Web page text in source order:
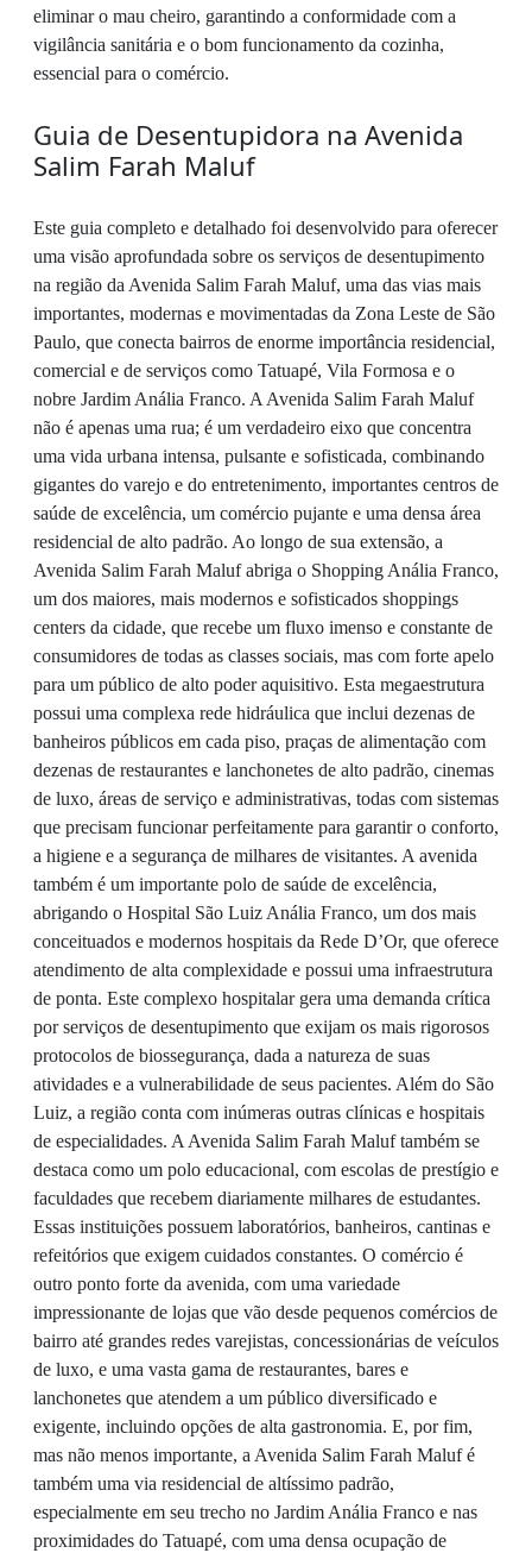
eliminar o mau cheiro, garantindo a conformidade com a
vigilância sanitária e o bom funcionamento da cozinha,
essencial para o comércio.
Guia de Desentupidora na Avenida
Salim Farah Maluf
Este guia completo e detalhado foi desenvolvido para oferecer
uma visão aprofundada sobre os serviços de desentupimento
na região da Avenida Salim Farah Maluf, uma das vias mais
importantes, modernas e movimentadas da Zona Leste de São
Paulo, que conecta bairros de enorme importância residencial,
comercial e de serviços como Tatuapé, Vila Formosa e o
nobre Jardim Anália Franco. A Avenida Salim Farah Maluf
não é apenas uma rua; é um verdadeiro eixo que concentra
uma vida urbana intensa, pulsante e sofisticada, combinando
gigantes do varejo e do entretenimento, importantes centros de
saúde de excelência, um comércio pujante e uma densa área
residencial de alto padrão. Ao longo de sua extensão, a
Avenida Salim Farah Maluf abriga o Shopping Anália Franco,
um dos maiores, mais modernos e sofisticados shoppings
centers da cidade, que recebe um fluxo imenso e constante de
consumidores de todas as classes sociais, mas com forte apelo
para um público de alto poder aquisitivo. Esta megaestrutura
possui uma complexa rede hidráulica que inclui dezenas de
banheiros públicos em cada piso, praças de alimentação com
dezenas de restaurantes e lanchonetes de alto padrão, cinemas
de luxo, áreas de serviço e administrativas, todas com sistemas
que precisam funcionar perfeitamente para garantir o conforto,
a higiene e a segurança de milhares de visitantes. A avenida
também é um importante polo de saúde de excelência,
abrigando o Hospital São Luiz Anália Franco, um dos mais
conceituados e modernos hospitais da Rede D’Or, que oferece
atendimento de alta complexidade e possui uma infraestrutura
de ponta. Este complexo hospitalar gera uma demanda crítica
por serviços de desentupimento que exijam os mais rigorosos
protocolos de biossegurança, dada a natureza de suas
atividades e a vulnerabilidade de seus pacientes. Além do São
Luiz, a região conta com inúmeras outras clínicas e hospitais
de especialidades. A Avenida Salim Farah Maluf também se
destaca como um polo educacional, com escolas de prestígio e
faculdades que recebem diariamente milhares de estudantes.
Essas instituições possuem laboratórios, banheiros, cantinas e
refeitórios que exigem cuidados constantes. O comércio é
outro ponto forte da avenida, com uma variedade
impressionante de lojas que vão desde pequenos comércios de
bairro até grandes redes varejistas, concessionárias de veículos
de luxo, e uma vasta gama de restaurantes, bares e
lanchonetes que atendem a um público diversificado e
exigente, incluindo opções de alta gastronomia. E, por fim,
mas não menos importante, a Avenida Salim Farah Maluf é
também uma via residencial de altíssimo padrão,
especialmente em seu trecho no Jardim Anália Franco e nas
proximidades do Tatuapé, com uma densa ocupação de